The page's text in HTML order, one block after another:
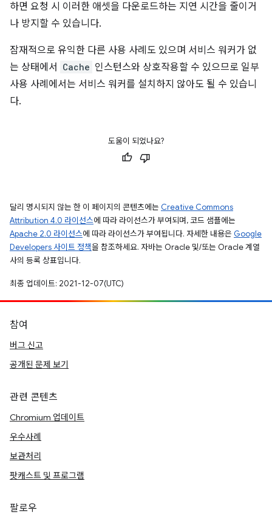
하면 요청 시 이러한 애셋을 다운로드하는 지연 시간을 줄이거
나 방지할 수 있습니다.
잠재적으로 유익한 다른 사용 사례도 있으며 서비스 워커가 없
는 상태에서
Cache 인스턴스와 상호작용할 수 있으므로 일부
사용 사례에서는 서비스 워커를 설치하지 않아도 될 수 있습니
다.
도움이 되었나요?
달리 명시되지 않는 한 이 페이지의 콘텐츠에는 Creative Commons
Attribution 4.0 라이선스에 따라 라이선스가 부여되며, 코드 샘플에는
Apache 2.0 라이선스에 따라 라이선스가 부여됩니다. 자세한 내용은 Google
Developers 사이트 정책을 참조하세요. 자바는 Oracle 및/또는 Oracle 계열
사의 등록 상표입니다.
최종 업데이트: 2021-12-07(UTC)
참여
버그 신고
공개된 문제 보기
관련 콘텐츠
Chromium 업데이트
우수사례
보관처리
팟캐스트 및 프로그램
팔로우